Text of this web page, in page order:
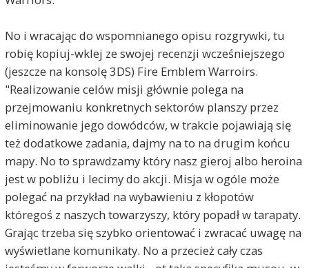
No i wracając do wspomnianego opisu rozgrywki, tu
robię kopiuj-wklej ze swojej recenzji wcześniejszego
(jeszcze na konsolę 3DS) Fire Emblem Warroirs.
"Realizowanie celów misji głównie polega na
przejmowaniu konkretnych sektorów planszy przez
eliminowanie jego dowódców, w trakcie pojawiają się
też dodatkowe zadania, dajmy na to na drugim końcu
mapy. No to sprawdzamy który nasz gieroj albo heroina
jest w pobliżu i lecimy do akcji. Misja w ogóle może
polegać na przykład na wybawieniu z kłopotów
któregoś z naszych towarzyszy, który popadł w tarapaty.
Grając trzeba się szybko orientować i zwracać uwagę na
wyświetlane komunikaty. No a przecież cały czas